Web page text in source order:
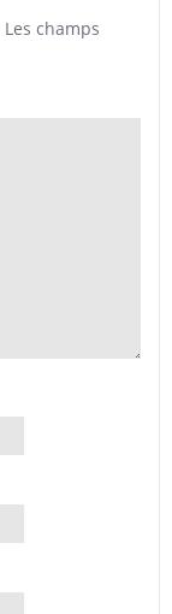
Les champs